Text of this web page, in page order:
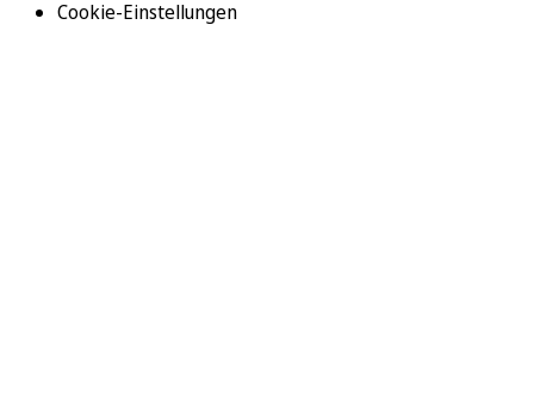
Cookie-Einstellungen